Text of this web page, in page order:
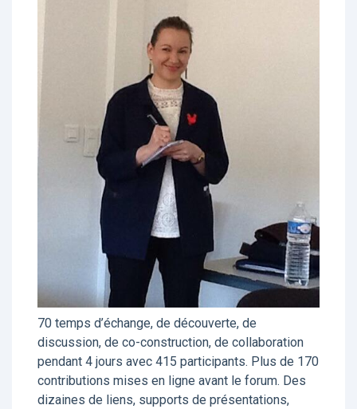
70 temps d’échange, de découverte, de
discussion, de co-construction, de collaboration
pendant 4 jours avec 415 participants. Plus de 170
contributions mises en ligne avant le forum. Des
dizaines de liens, supports de présentations,